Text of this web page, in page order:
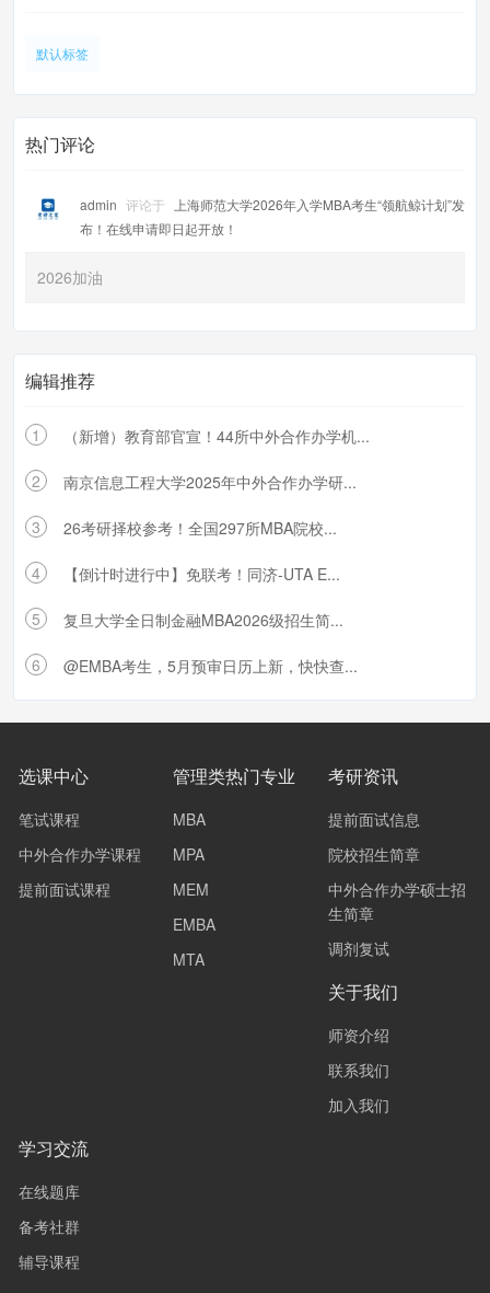
默认标签
热门评论
admin 评论于
上海师范大学2026年入学MBA考生“领航鲸计划”发
布！在线申请即日起开放！
2026加油
编辑推荐
1 （新增）教育部官宣！44所中外合作办学机...
2 南京信息工程大学2025年中外合作办学研...
3 26考研择校参考！全国297所MBA院校...
4 【倒计时进行中】免联考！同济-UTA E...
5 复旦大学全日制金融MBA2026级招生简...
6 @EMBA考生，5月预审日历上新，快快查...
选课中心
笔试课程
中外合作办学课程
提前面试课程
管理类热门专业
MBA
MPA
MEM
EMBA
MTA
考研资讯
提前面试信息
院校招生简章
中外合作办学硕士招
生简章
调剂复试
关于我们
师资介绍
联系我们
加入我们
学习交流
在线题库
备考社群
辅导课程